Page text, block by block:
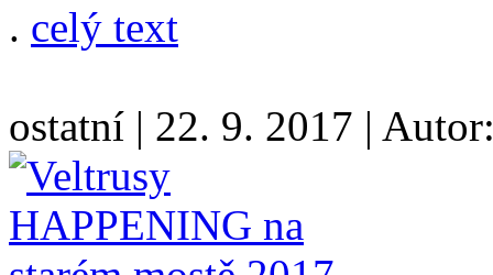
. celý text
ostatní | 22. 9. 2017 |